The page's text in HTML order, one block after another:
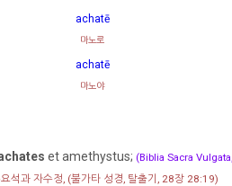
achatē
마노로
achatē
마노야
et amethystus; (Biblia Sacra
석과 자수정, (불가타 성경, 탈출기, 28장 28:19)